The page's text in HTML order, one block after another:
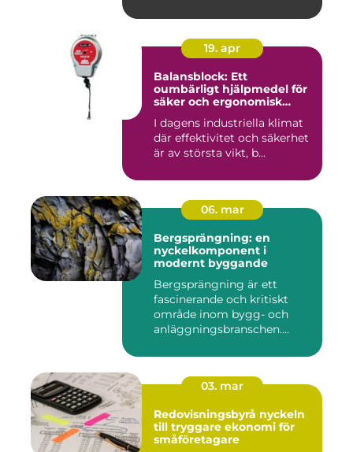
19. apr
Balansblock: Ett
oumbärligt hjälpmedel för
säker och ergonomisk
I dagens industriella klimat
där effektivitet och säkerhet
är av största vikt, b...
06. mar
Bergsprängning: en
nyckelkomponent i
modernt byggande
Bergsprängning är ett
fascinerande och kritiskt
område inom bygg- och
anläggningsbranschen.
03. mar
Redovisningsbyrå nyckeln
till tryggare ekonomi för
småföretagare